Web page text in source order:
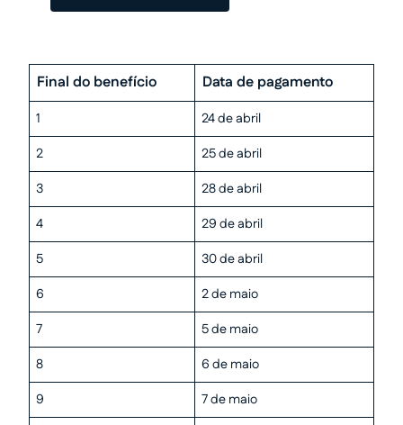
Final do benefício Data de pagamento
1
24 de abril
2
25 de abril
3
28 de abril
4
29 de abril
5
30 de abril
6
2 de maio
7
5 de maio
8
6 de maio
9
7 de maio